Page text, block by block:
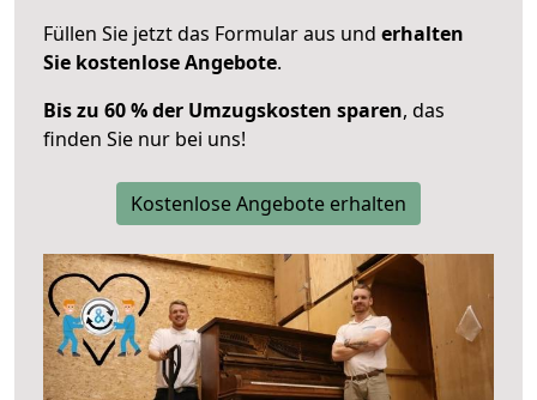
Füllen Sie jetzt das Formular aus und erhalten
Sie kostenlose Angebote.
Bis zu 60 % der Umzugskosten sparen, das
finden Sie nur bei uns!
Kostenlose Angebote erhalten